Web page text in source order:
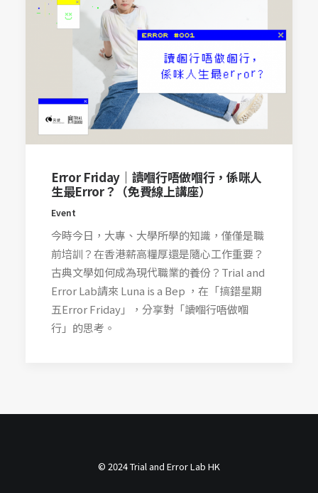
Error Friday｜讀嗰行唔做嗰行，係咪人
生最Error？（免費線上講座）
Event
今時今日，大專、大學所學的知識，僅僅是職
前培訓？在香港薪高糧厚還是隨心工作重要？
古典文學如何成為現代職業的養份？Trial and
Error Lab請來 Luna is a Bep ，在「搞錯星期
五Error Friday」，分享對「讀嗰行唔做嗰
行」的思考。
© 2024 Trial and Error Lab HK